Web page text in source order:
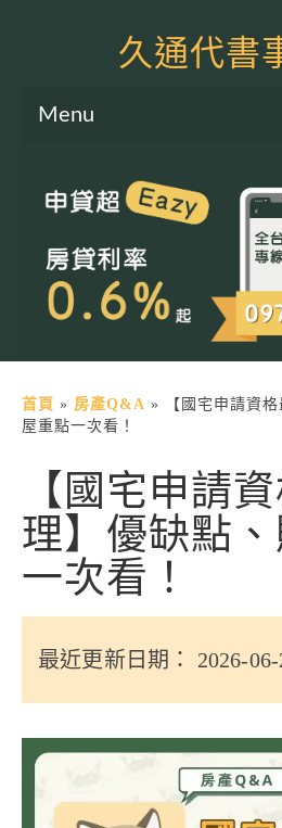
久通代書
Menu
土地二胎申貸
房屋二胎申貸
軍公教貸款
土地貸款
信用貸款
代書貸款
精選知識
銀行貸款
其他貸款
申貸Q&A
久通專欄
時事解析
首頁 » 房產Q&A »
【國宅申請資
屋重點一次看！
【國宅申請
理】優缺點
一次看！
最近更新日期： 2026-06-